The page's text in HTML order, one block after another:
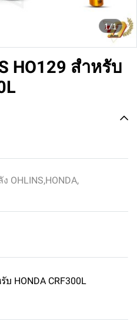
1/1
HO129 สำหรับ
OHLINS,HONDA,
บ HONDA CRF300L